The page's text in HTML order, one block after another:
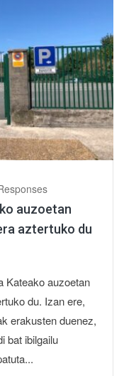
auzoetan
aztertuko du
Kateako auzoetan
du. Izan ere,
erakusten duenez,
bat ibilgailu